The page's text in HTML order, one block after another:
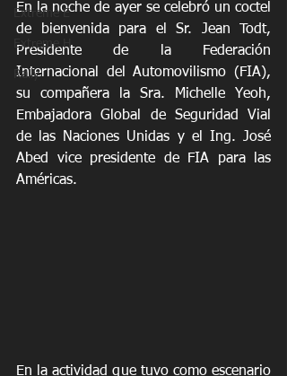
Extreme E
Extreme H
Rally
En la noche de ayer se celebró un coctel
de bienvenida para el Sr. Jean Todt,
Presidente de la Federación
Internacional del Automovilismo (FIA),
su compañera la Sra. Michelle Yeoh,
Embajadora Global de Seguridad Vial
de las Naciones Unidas y el Ing. José
Abed vice presidente de FIA para las
Américas.
En la actividad que tuvo como escenario